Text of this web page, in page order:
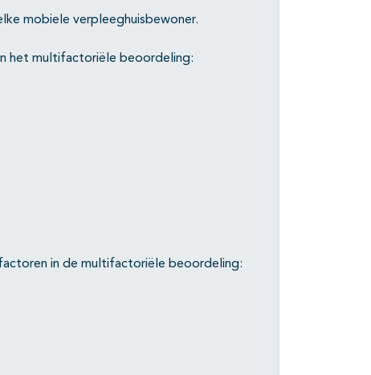
mobiele verpleeghuisbewoner.
het multifactoriële beoordeling:
in de multifactoriële beoordeling: